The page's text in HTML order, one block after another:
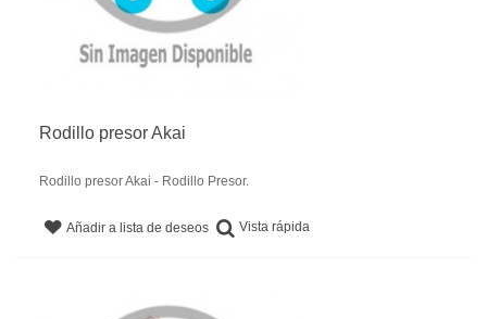
Rodillo presor Akai
Rodillo presor Akai - Rodillo Presor.
Añadir a lista de deseos Vista rápida